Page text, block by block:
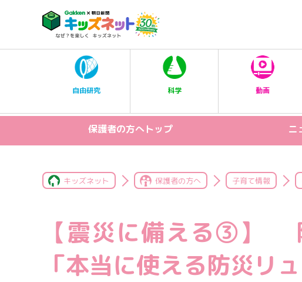
自由研究 科学 動画
保護者の方へトップ ニ
キッズネット 保護者の方へ 子育て情報
【震災に備える③】
「本当に使える防災リ